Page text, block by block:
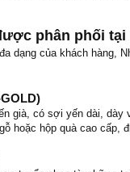
phân phối tại
dạng của khách
già, có sợi yến dài,
hoặc hộp quà cao